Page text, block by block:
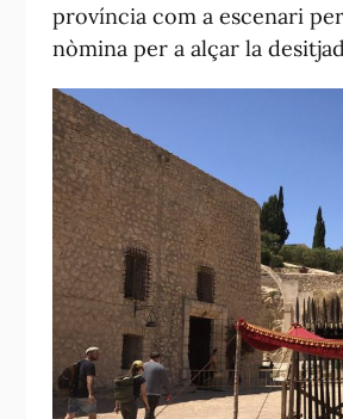
província com a escenari
nòmina per a alçar la